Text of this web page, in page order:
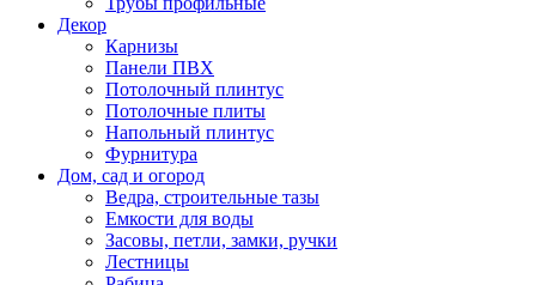
Декор
Карнизы
Панели ПВХ
Потолочный плинтус
Потолочные плиты
Напольный плинтус
Фурнитура
Дом, сад и огород
Ведра, строительные тазы
Емкости для воды
Засовы, петли, замки, ручки
Лестницы